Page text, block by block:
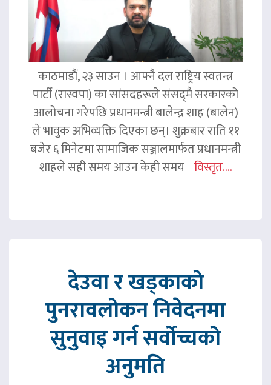
काठमाडौं, २३ साउन । आफ्नै दल राष्ट्रिय स्वतन्त्र
पार्टी (रास्वपा) का सांसदहरूले संसद्‌मै सरकारको
आलोचना गरेपछि प्रधानमन्त्री बालेन्द्र शाह (बालेन)
ले भावुक अभिव्यक्ति दिएका छन्। शुक्रबार राति ११
बजेर ६ मिनेटमा सामाजिक सञ्जालमार्फत प्रधानमन्त्री
शाहले सही समय आउन केही समय विस्तृत....
देउवा र खड्काको
पुनरावलोकन निवेदनमा
सुनुवाइ गर्न सर्वोच्चको
अनुमति